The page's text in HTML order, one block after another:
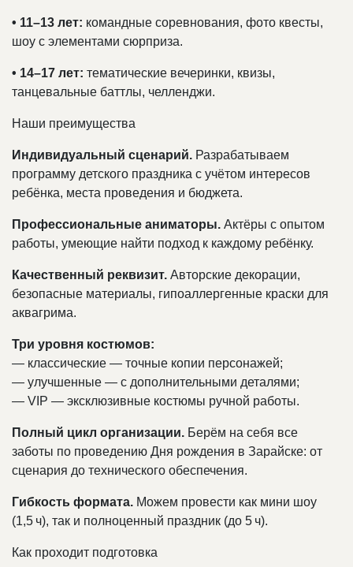
• 11–13 лет: командные соревнования, фото квесты,
шоу с элементами сюрприза.
• 14–17 лет: тематические вечеринки, квизы,
танцевальные баттлы, челленджи.
Наши преимущества
Индивидуальный сценарий. Разрабатываем
программу детского праздника с учётом интересов
ребёнка, места проведения и бюджета.
Профессиональные аниматоры. Актёры с опытом
работы, умеющие найти подход к каждому ребёнку.
Качественный реквизит. Авторские декорации,
безопасные материалы, гипоаллергенные краски для
аквагрима.
Три уровня костюмов:
— классические — точные копии персонажей;
— улучшенные — с дополнительными деталями;
— VIP — эксклюзивные костюмы ручной работы.
Полный цикл организации. Берём на себя все
заботы по проведению Дня рождения в Зарайске: от
сценария до технического обеспечения.
Гибкость формата. Можем провести как мини шоу
(1,5 ч), так и полноценный праздник (до 5 ч).
Как проходит подготовка